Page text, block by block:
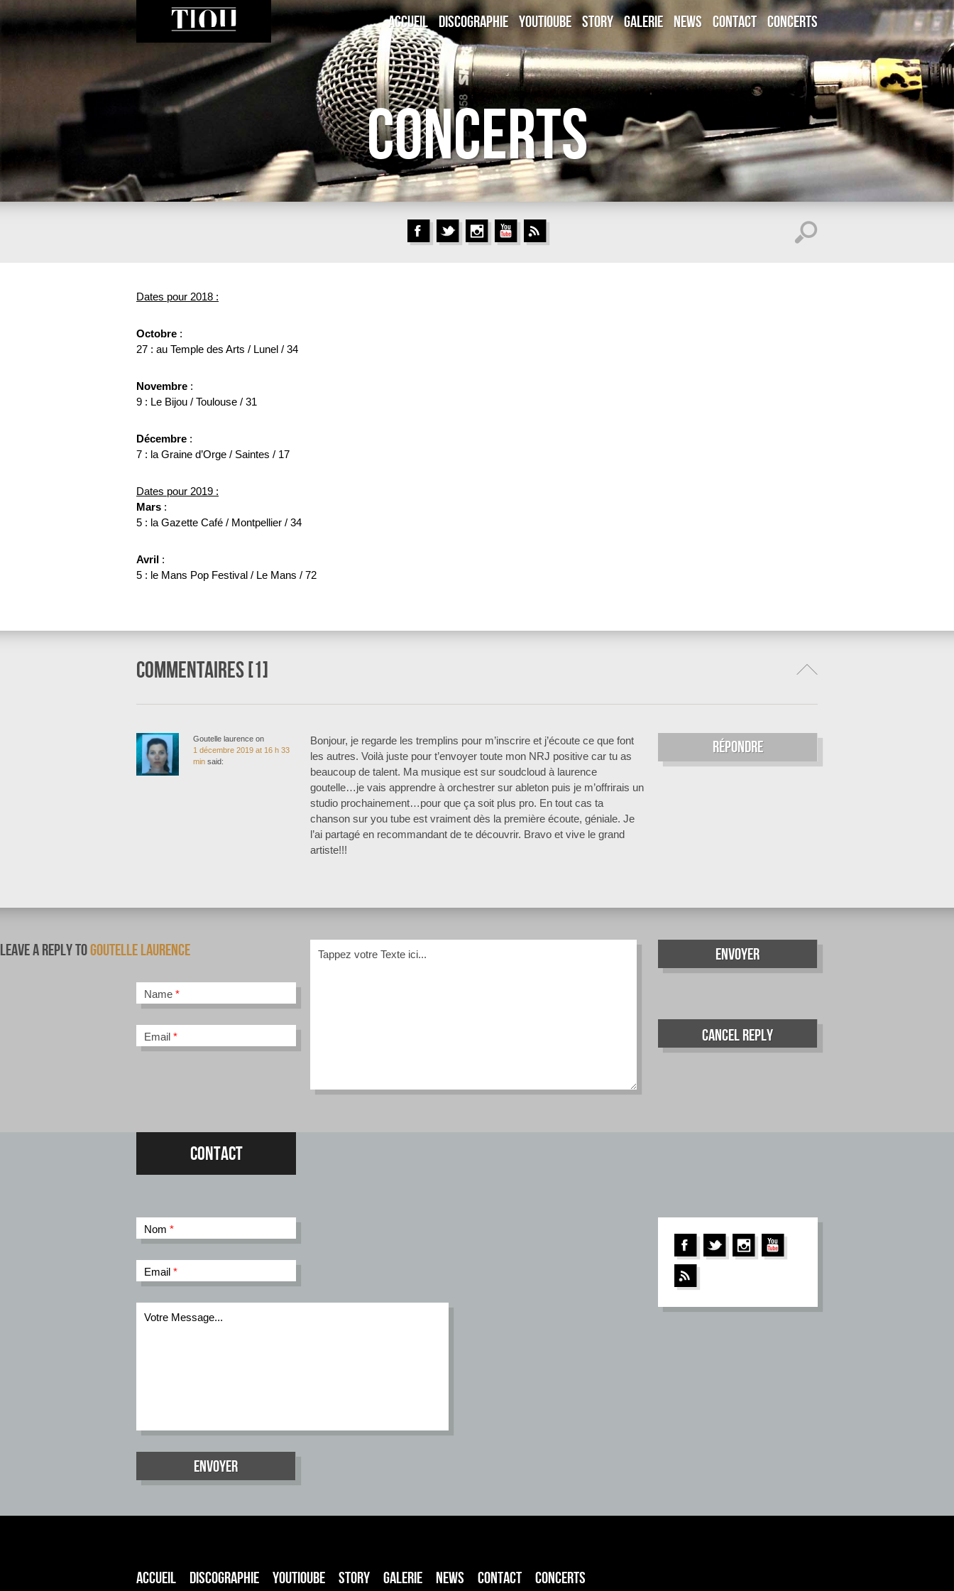
ACCUEIL DISCOGRAPHIE YOUTIOUBE STORY GALERIE NEWS CONTACT CONCERTS
Concerts
Dates pour 2018 :
Octobre :
27 : au Temple des Arts / Lunel / 34
Novembre :
9 : Le Bijou / Toulouse / 31
Décembre :
7 : la Graine d’Orge / Saintes / 17
Dates pour 2019 :
Mars :
5 : la Gazette Café / Montpellier / 34
Avril :
5 : le Mans Pop Festival / Le Mans / 72
Commentaires [1]
Goutelle laurence on
1 décembre 2019 at 16 h 33
min said:
Bonjour, je regarde les tremplins pour m’inscrire et j’écoute ce que font
les autres. Voilà juste pour t’envoyer toute mon NRJ positive car tu as
beaucoup de talent. Ma musique est sur soudcloud à laurence
goutelle…je vais apprendre à orchestrer sur ableton puis je m’offrirais un
studio prochainement…pour que ça soit plus pro. En tout cas ta
chanson sur you tube est vraiment dès la première écoute, géniale. Je
l’ai partagé en recommandant de te découvrir. Bravo et vive le grand
artiste!!!
Répondre
Leave a Reply toGoutelle laurence
Cancel Reply
Name *
Email *
Tappez votre Texte ici...
Contact
Nom *
Email *
Votre Message...
ACCUEIL DISCOGRAPHIE YOUTIOUBE STORY GALERIE NEWS CONTACT CONCERTS